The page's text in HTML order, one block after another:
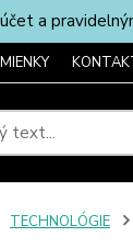
a
TECHNOLÓGIE